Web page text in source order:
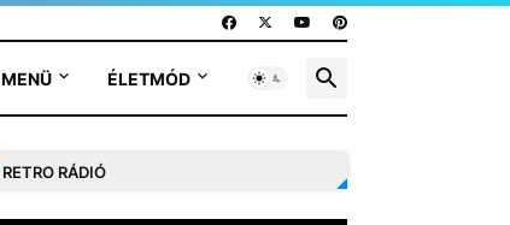
MENÜ ÉLETMÓD
RETRO RÁDIÓ